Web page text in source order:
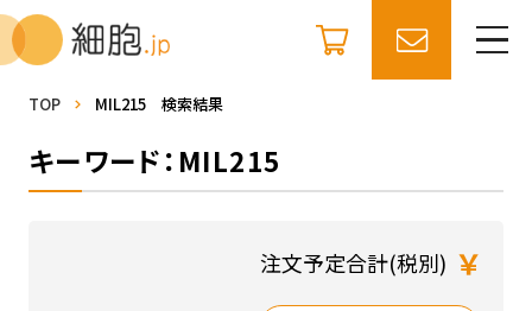
TOP MIL215 検索結果
キーワード：MIL215
注文予定合計(税別) ￥